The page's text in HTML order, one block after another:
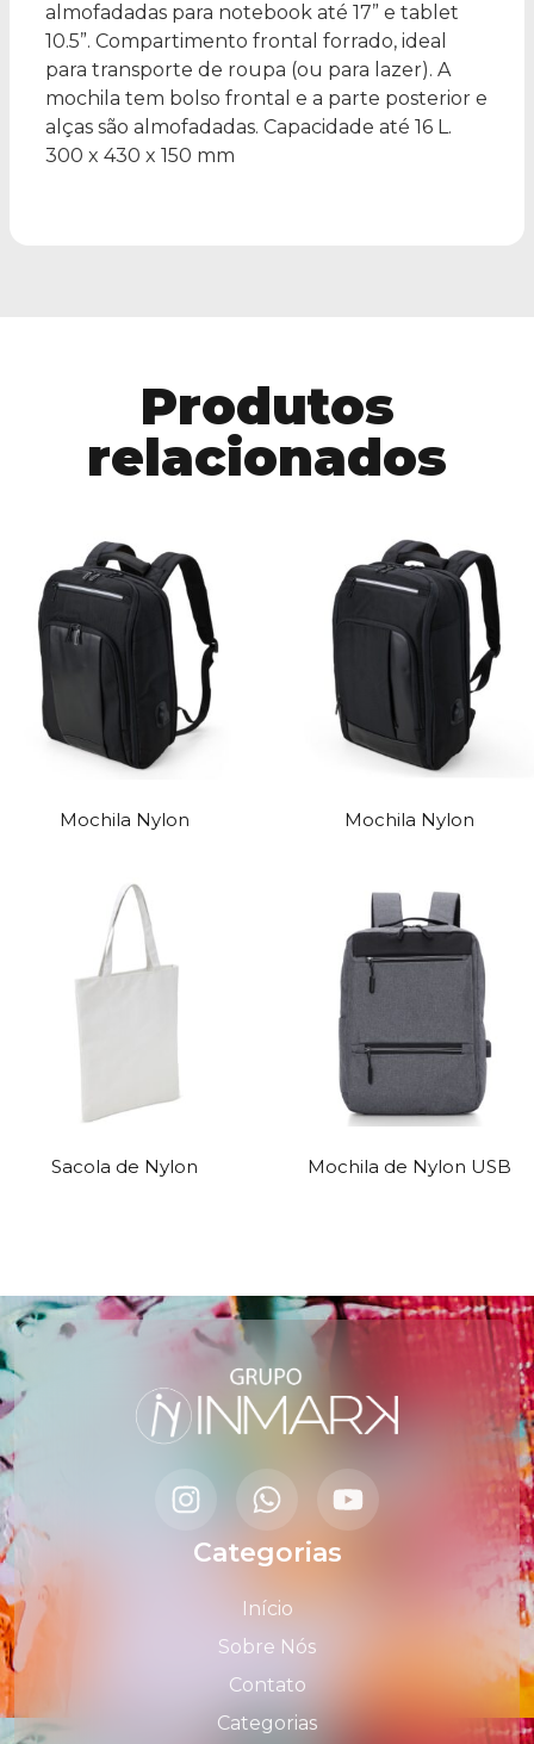
almofadadas para notebook até 17” e tablet
10.5”. Compartimento frontal forrado, ideal
para transporte de roupa (ou para lazer). A
mochila tem bolso frontal e a parte posterior e
alças são almofadadas. Capacidade até 16 L.
300 x 430 x 150 mm
Produtos
relacionados
Mochila Nylon Mochila Nylon
Sacola de Nylon Mochila de Nylon USB
Categorias
Início
Sobre Nós
Contato
Categorias